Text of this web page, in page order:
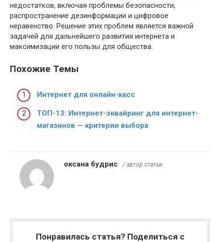
недостатков, включая проблемы безопасности,
распространение дезинформации и цифровое
неравенство. Решение этих проблем является важной
задачей для дальнейшего развития интернета и
максимизации его пользы для общества.
Похожие Темы
Интернет для онлайн-касс
ТОП-13: Интернет-эквайринг для интернет-
магазинов — критерии выбора
оксана будрис / автор статьи
Понравилась статья? Поделиться с